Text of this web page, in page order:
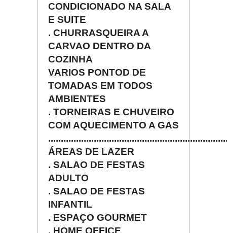
CONDICIONADO NA SALA
E SUITE
. CHURRASQUEIRA A
CARVAO DENTRO DA
COZINHA
VARIOS PONTOD DE
TOMADAS EM TODOS
AMBIENTES
. TORNEIRAS E CHUVEIRO
COM AQUECIMENTO A GAS
ÁREAS DE LAZER
. SALAO DE FESTAS
ADULTO
. SALAO DE FESTAS
INFANTIL
. ESPAÇO GOURMET
. HOME OFFICE